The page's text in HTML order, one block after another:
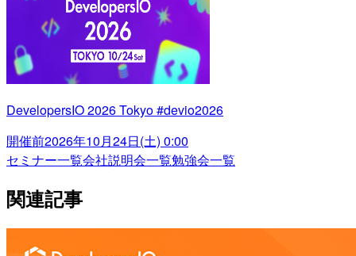
DevelopersIO 2026 Tokyo #devio2026
開催前2026年10月24日(土) 0:00
セミナー一覧会社説明会一覧勉強会一覧
関連記事